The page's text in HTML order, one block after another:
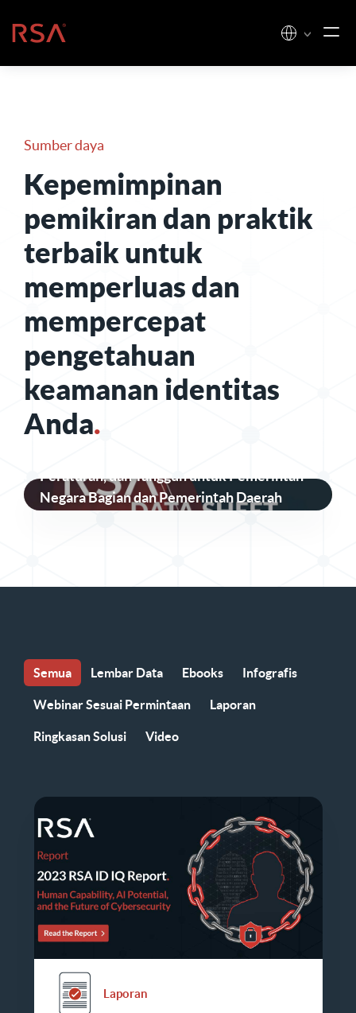
Beranda
Sumber daya
Kepemimpinan
pemikiran dan praktik
terbaik untuk
memperluas dan
mempercepat
pengetahuan
keamanan identitas
Anda.
Peraturan, dan Tangguh untuk Pemerintah
Negara Bagian dan Pemerintah Daerah
Semua Lembar Data Ebooks Infografis
Webinar Sesuai Permintaan Laporan
Ringkasan Solusi Video
Laporan